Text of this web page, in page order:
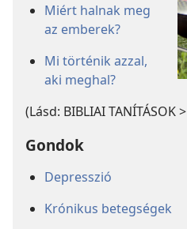
Miért halnak meg
az emberek?
Mi történik azzal,
aki meghal?
(Lásd: BIBLIAI TANÍTÁSOK >
Gondok
Depresszió
Krónikus betegségek